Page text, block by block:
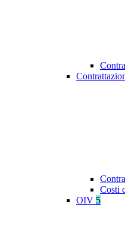
Costi
OIV 5